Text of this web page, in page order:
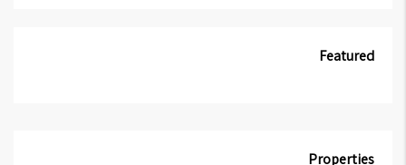
Featured
Properties